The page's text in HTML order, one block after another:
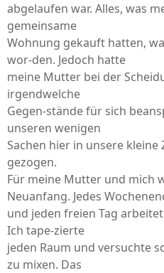
abgelaufen war. Alles, was
gemeinsame
Wohnung gekauft hatten,
wor-den. Jedoch hatte
meine Mutter bei der
irgendwelche
Gegen-stände für sich
unseren wenigen
Sachen hier in unsere
gezogen.
Für meine Mutter und mich
Neuanfang. Jedes
und jeden freien Tag
Ich tape-zierte
jeden Raum und versuchte
zu mixen. Das